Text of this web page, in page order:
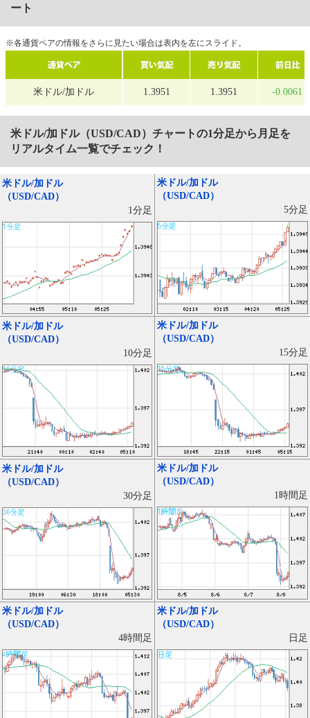
ート
※各通貨ペアの情報をさらに見たい場合は表内を左にスライド。
米ドル/加ドル 1.3951 1.3951 -0.0061
米ドル/加ドル（USD/CAD） チャートの1分足から月足を
リアルタイム一覧でチェック！
米ドル/加ドル
（USD/CAD）
1分足
米ドル/加ドル
（USD/CAD）
5分足
米ドル/加ドル
（USD/CAD）
10分足
米ドル/加ドル
（USD/CAD）
15分足
米ドル/加ドル
（USD/CAD）
30分足
米ドル/加ドル
（USD/CAD）
1時間足
米ドル/加ドル
（USD/CAD）
4時間足
米ドル/加ドル
（USD/CAD）
日足